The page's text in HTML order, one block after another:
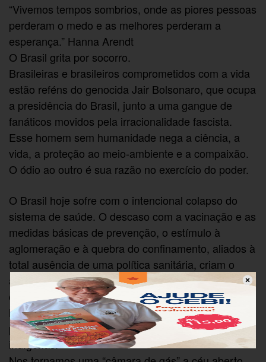
“Vivemos tempos sombrios, onde as piores pessoas
perderam o medo e as melhores perderam a
esperança.” Hanna Arendt
O Brasil grita por socorro.
Brasileiras e brasileiros comprometidos com a vida
estão reféns do genocida Jair Bolsonaro, que ocupa
a presidência do Brasil, junto a uma gangue de
fanáticos movidos pela irracionalidade fascista.
Esse homem sem humanidade nega a ciência, a
vida, a proteção ao meio-ambiente e a compaixão.
O ódio ao outro é sua razão no exercício do poder.
O Brasil hoje sofre com o intencional colapso do
sistema de saúde. O descaso com a vacinação e as
medidas básicas de prevenção, o estímulo à
aglomeração e à quebra do confinamento, aliados à
total ausência de uma política sanitária, criam o
ambiente ideal para novas mutações do vírus e
colocam em risco toda a humanidade. Assistimos
horrorizados ao extermínio sistemático de nossa
população, sobretudo dos pobres, quilombolas e
indígenas.